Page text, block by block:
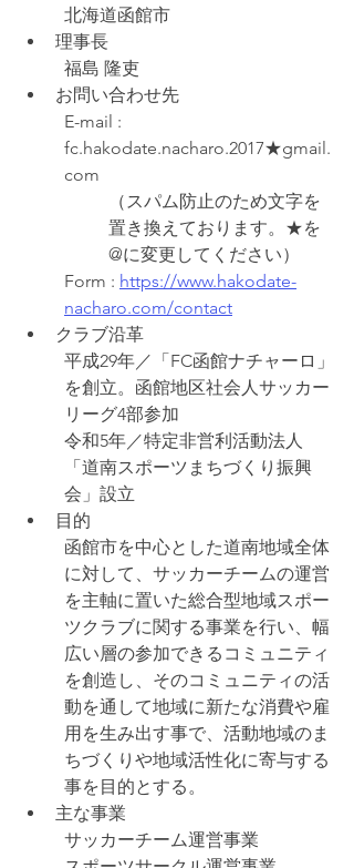
北海道函館市
理事長
福島 隆吏
お問い合わせ先
E-mail :
fc.hakodate.nacharo.2017★gmail.
com
（スパム防止のため文字を
置き換えております。★を
@に変更してください）
Form : https://www.hakodate-
nacharo.com/contact
クラブ沿革
平成29年／「FC函館ナチャーロ」
を創立。函館地区社会人サッカー
リーグ4部参加
令和5年／特定非営利活動法人
「道南スポーツまちづくり振興
会」設立
目的
函館市を中心とした道南地域全体
に対して、サッカーチームの運営
を主軸に置いた総合型地域スポー
ツクラブに関する事業を行い、幅
広い層の参加できるコミュニティ
を創造し、そのコミュニティの活
動を通して地域に新たな消費や雇
用を生み出す事で、活動地域のま
ちづくりや地域活性化に寄与する
事を目的とする。
主な事業
サッカーチーム運営事業